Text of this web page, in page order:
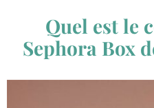
Quel est le
Sephora Box